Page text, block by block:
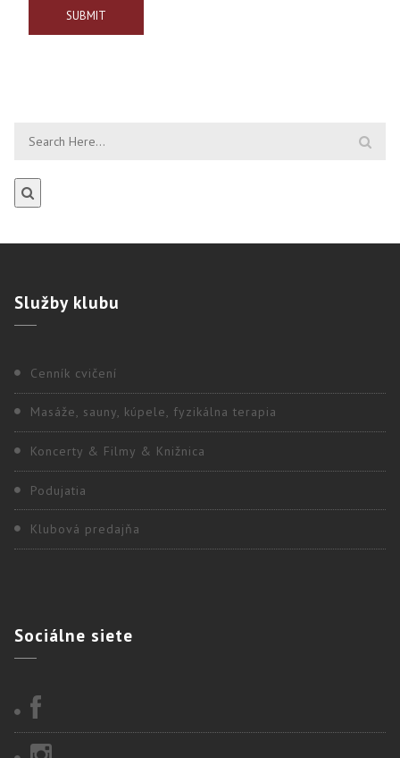
Službyklubu
Cenník cvičení
Masáže, sauny, kúpele, fyzikálna terapia
Koncerty & Filmy & Knižnica
Podujatia
Klubová predajňa
Sociálne siete